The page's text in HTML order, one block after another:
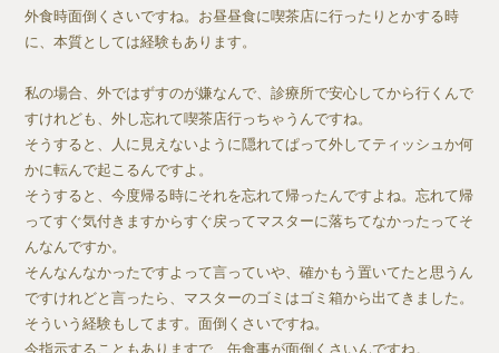
外食時面倒くさいですね。お昼昼食に喫茶店に行ったりとかする時
に、本質としては経験もあります。
私の場合、外ではずすのが嫌なんで、診療所で安心してから行くんで
すけれども、外し忘れて喫茶店行っちゃうんですね。
そうすると、人に見えないように隠れてぱって外してティッシュか何
かに転んで起こるんですよ。
そうすると、今度帰る時にそれを忘れて帰ったんですよね。忘れて帰
ってすぐ気付きますからすぐ戻ってマスターに落ちてなかったってそ
んなんですか。
そんなんなかったですよって言っていや、確かもう置いてたと思うん
ですけれどと言ったら、マスターのゴミはゴミ箱から出てきました。
そういう経験もしてます。面倒くさいですね。
今指示することもありますで、缶食事が面倒くさいんですね。